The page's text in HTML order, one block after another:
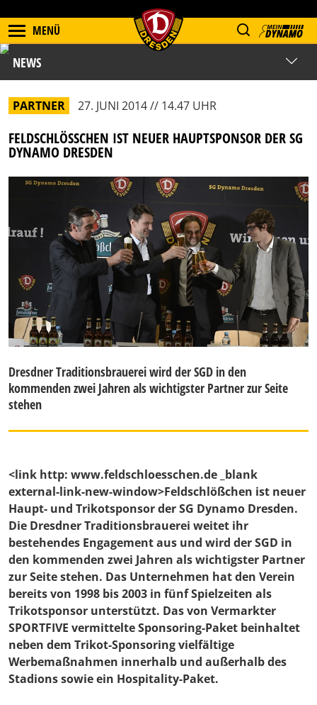
MENÜ
NEWS
PARTNER 27. JUNI 2014 // 14.47 UHR
FELDSCHLÖSSCHEN IST NEUER HAUPTSPONSOR DER SG D
YNAMO DRESDEN
Dresdner Traditionsbrauerei wird der SGD in den
kommenden zwei Jahren als wichtigster Partner zur Seite
stehen
<link http: www.feldschloesschen.de _blank
external-link-new-window>Feldschlößchen ist neuer
Haupt- und Trikotsponsor der SG Dynamo Dresden.
Die Dresdner Traditionsbrauerei weitet ihr
bestehendes Engagement aus und wird der SGD in
den kommenden zwei Jahren als wichtigster Partner
zur Seite stehen. Das Unternehmen hat den Verein
bereits von 1998 bis 2003 in fünf Spielzeiten als
Trikotsponsor unterstützt. Das von Vermarkter
SPORTFIVE vermittelte Sponsoring-Paket beinhaltet
neben dem Trikot-Sponsoring vielfältige
Werbemaßnahmen innerhalb und außerhalb des
Stadions sowie ein Hospitality-Paket.